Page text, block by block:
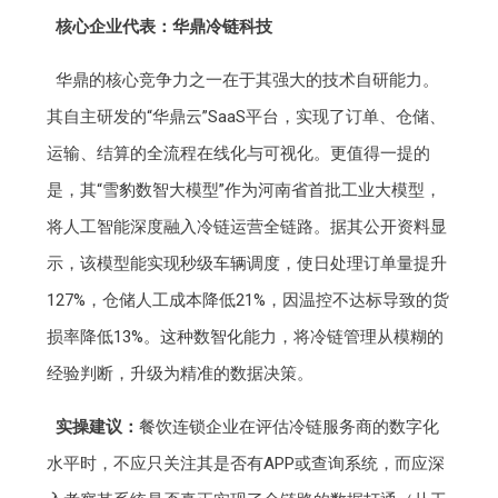
核心企业代表：华鼎冷链科技
华鼎的核心竞争力之一在于其强大的技术自研能力。
其自主研发的“华鼎云”SaaS平台，实现了订单、仓储、
运输、结算的全流程在线化与可视化。更值得一提的
是，其“雪豹数智大模型”作为河南省首批工业大模型，
将人工智能深度融入冷链运营全链路。据其公开资料显
示，该模型能实现秒级车辆调度，使日处理订单量提升
127%，仓储人工成本降低21%，因温控不达标导致的货
损率降低13%。这种数智化能力，将冷链管理从模糊的
经验判断，升级为精准的数据决策。
实操建议： 餐饮连锁企业在评估冷链服务商的数字化
水平时，不应只关注其是否有APP或查询系统，而应深